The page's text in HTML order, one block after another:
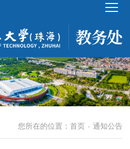
您所在的位置： 首页 - 通知公告